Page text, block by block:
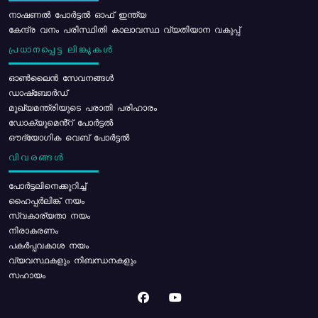
നാഷണൽ പോർട്ടൽ ഓഫ് ഇന്ത്യ
കേന്ദ്ര വനം പരിസ്ഥിതി കാലാവസ്ഥ വ്യതിയാന വകുപ്പ്
പ്രധാനപ്പെട്ട ലിങ്കുകൾ
ഓൺലൈൻ സേവനങ്ങൾ
ഡാഷ്ബോർഡ്
മുഖ്യമന്ത്രിയുടെ പരാതി പരിഹാരം
ഡോക്യുമെൻ്റ് പോർട്ടൽ
ഔദ്യോഗിക വെബ് പോർട്ടൽ
വിവരങ്ങൾ
പോര്‍ട്ടലിനെക്കുറിച്ച്
ഹൈപ്പർലിങ്ക് നയം
സ്വകാര്യതാ നയം
നിരാകരണം
പകർപ്പവകാശ നയം
വ്യവസ്ഥകളും നിബന്ധനകളും
സഹായം